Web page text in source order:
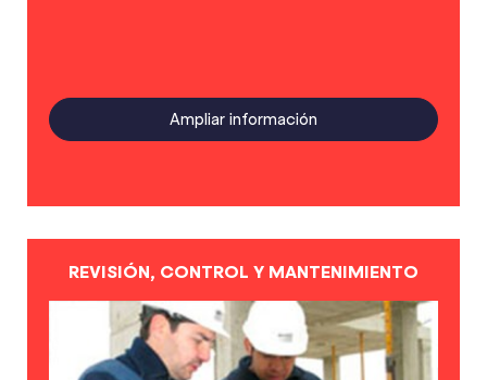
Ampliar información
REVISIÓN, CONTROL Y MANTENIMIENTO